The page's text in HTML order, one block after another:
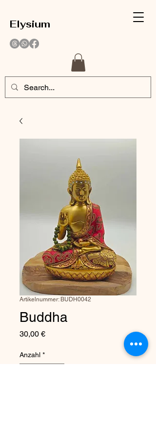
Elysium
Artikelnummer: BUDH0042
Buddha
30,00 €Preis
Anzahl *